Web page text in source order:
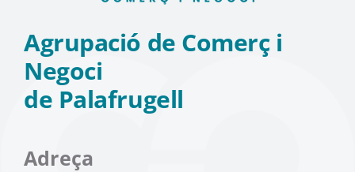
Agrupació de Comerç i
Negoci
de Palafrugell
Adreça